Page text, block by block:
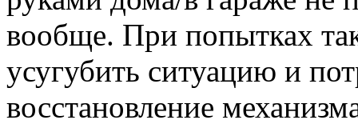
вообще. При попытках
усугубить ситуацию и
восстановление